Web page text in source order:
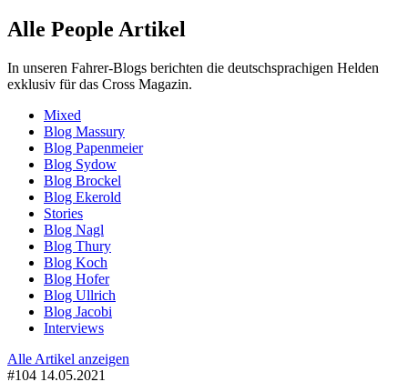
Alle People Artikel
In unseren Fahrer-Blogs berichten die deutschsprachigen Helden
exklusiv für das Cross Magazin.
Mixed
Blog Massury
Blog Papenmeier
Blog Sydow
Blog Brockel
Blog Ekerold
Stories
Blog Nagl
Blog Thury
Blog Koch
Blog Hofer
Blog Ullrich
Blog Jacobi
Interviews
Alle Artikel anzeigen
#104 14.05.2021